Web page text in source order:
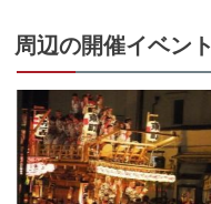
周辺の開催イベント